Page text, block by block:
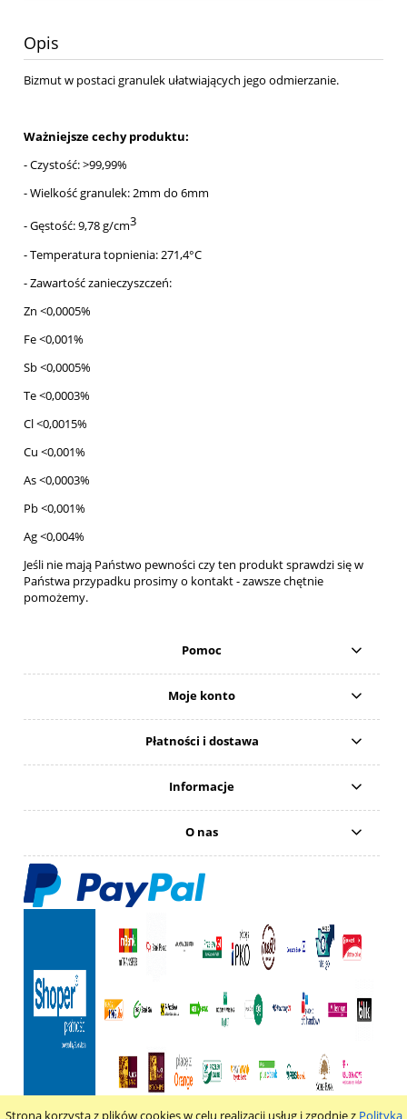
Strona korzysta z plików cookies w celu realizacji usług i zgodnie z Polityką
Opis
Bizmut w postaci granulek ułatwiających jego odmierzanie.
Ważniejsze cechy produktu:
- Czystość: >99,99%
- Wielkość granulek: 2mm do 6mm
- Gęstość: 9,78 g/cm3
- Temperatura topnienia: 271,4°C
- Zawartość zanieczyszczeń:
Zn <0,0005%
Fe <0,001%
Sb <0,0005%
Te <0,0003%
Cl <0,0015%
Cu <0,001%
As <0,0003%
Pb <0,001%
Ag <0,004%
Jeśli nie mają Państwo pewności czy ten produkt sprawdzi się w
Państwa przypadku prosimy o kontakt - zawsze chętnie
pomożemy.
Pomoc
Moje konto
Płatności i dostawa
Informacje
O nas